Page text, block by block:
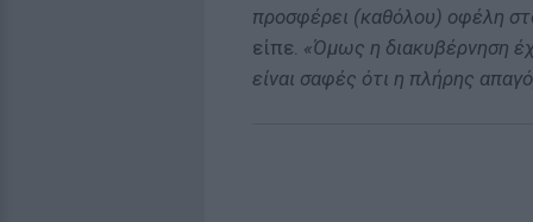
προσφέρει (καθόλου) οφέλη
είπε. «Όμως η διακυβέρνηση
είναι σαφές ότι η πλήρης